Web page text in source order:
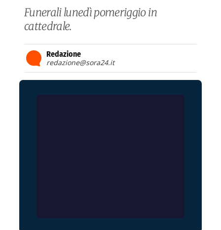
Funerali lunedì pomeriggio in
cattedrale.
Redazione
redazione@sora24.it